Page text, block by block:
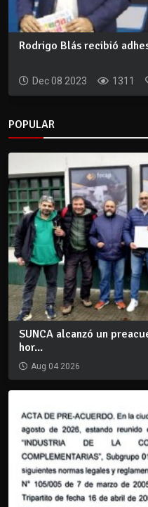
Rodrigo Blás recibió
Dec 08 2023 1311
POPULAR
SUNCA alcanzó un
hor...
Aug 04 2026